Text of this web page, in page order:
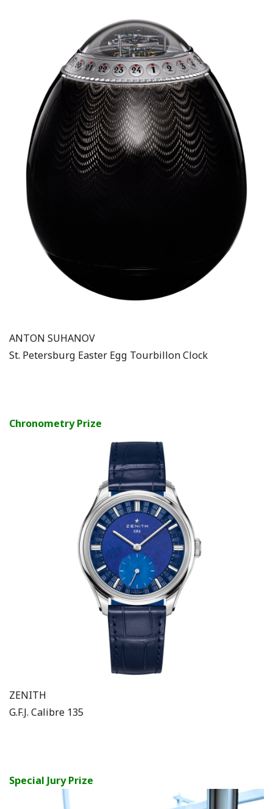
ANTON SUHANOV
St. Petersburg Easter Egg Tourbillon Clock
Chronometry Prize
ZENITH
G.F.J. Calibre 135
Special Jury Prize